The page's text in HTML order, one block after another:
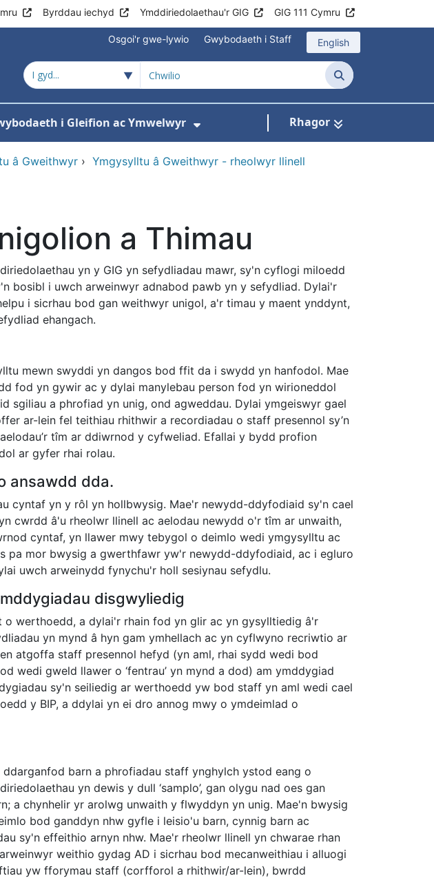
Byrddau iechyd Ymddiriedolaethau'r GIG GIG 111 Cymru
Osgoi'r gwe-lywio Gwybodaeth i Staff English
Chwilio
i Gleifion ac Ymwelwyr Rhagor
â Gweithwyr › Ymgysylltu â Gweithwyr - rheolwyr llinell
a Thimau
yn y GIG yn sefydliadau mawr, sy'n cyflogi miloedd
bosibl i uwch arweinwyr adnabod pawb yn y sefydliad. Dylai'r
i sicrhau bod gan weithwyr unigol, a'r timau y maent ynddynt,
ehangach.
mewn swyddi yn dangos bod ffit da i swydd yn hanfodol. Mae
fod yn gywir ac y dylai manylebau person fod yn wirioneddol
sgiliau a phrofiad yn unig, ond agweddau. Dylai ymgeiswyr gael
ar-lein fel teithiau rhithwir a recordiadau o staff presennol sy’n
tîm ar ddiwrnod y cyfweliad. Efallai y bydd profion
ar gyfer rhai rolau.
ansawdd dda.
cyntaf yn y rôl yn hollbwysig. Mae'r newydd-ddyfodiaid sy'n cael
cwrdd â'u rheolwr llinell ac aelodau newydd o'r tîm ar unwaith,
cyntaf, yn llawer mwy tebygol o deimlo wedi ymgysylltu ac
pa mor bwysig a gwerthfawr yw'r newydd-ddyfodiaid, ac i egluro
uwch arweinydd fynychu'r holl sesiynau sefydlu.
disgwyliedig
o werthoedd, a dylai'r rhain fod yn glir ac yn gysylltiedig â'r
yn mynd â hyn gam ymhellach ac yn cyflwyno recriwtio ar
atgoffa staff presennol hefyd (yn aml, rhai sydd wedi bod
wedi gweld llawer o ‘fentrau’ yn mynd a dod) am ymddygiad
sy'n seiliedig ar werthoedd yw bod staff yn aml wedi cael
y BIP, a ddylai yn ei dro annog mwy o ymdeimlad o
barn a phrofiadau staff ynghylch ystod eang o
yn dewis y dull ‘samplo’, gan olygu nad oes gan
a chynhelir yr arolwg unwaith y flwyddyn yn unig. Mae'n bwysig
bod ganddyn nhw gyfle i leisio'u barn, cynnig barn ac
sy'n effeithio arnyn nhw. Mae'r rheolwr llinell yn chwarae rhan
weithio gydag AD i sicrhau bod mecanweithiau i alluogi
yw fforymau staff (corfforol a rhithwir/ar-lein), bwrdd